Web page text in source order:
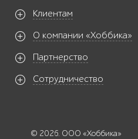
Клиентам
О компании «Хоббика»
Партнерство
Сотрудничество
© 2026. ООО «Хоббика»